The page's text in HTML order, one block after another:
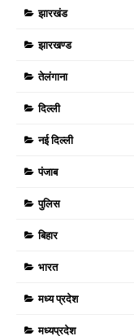
झारखंड
झारखण्ड
तेलंगाना
दिल्ली
नई दिल्ली
पंजाब
पुलिस
बिहार
भारत
मध्य प्रदेश
मध्यप्रदेश